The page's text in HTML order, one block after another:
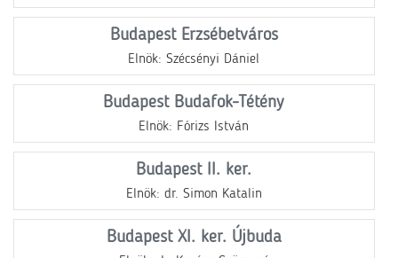
Budapest Erzsébetváros
Elnök: Szécsényi Dániel
Budapest Budafok-Tétény
Elnök: Fórizs István
Budapest II. ker.
Elnök: dr. Simon Katalin
Budapest XI. ker. Újbuda